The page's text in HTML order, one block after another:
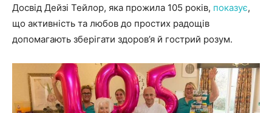
Досвід Дейзі Тейлор, яка прожила 105 років, показує,
що активність та любов до простих радощів
допомагають зберігати здоров’я й гострий розум.